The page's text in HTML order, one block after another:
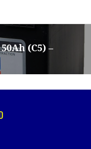
(C5) –